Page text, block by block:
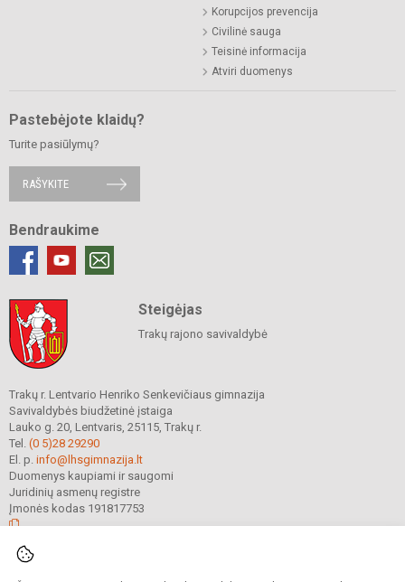
Korupcijos prevencija
Civilinė sauga
Teisinė informacija
Atviri duomenys
Pastebėjote klaidų?
Turite pasiūlymų?
RAŠYKITE
Bendraukime
Steigėjas
Trakų rajono savivaldybė
Trakų r. Lentvario Henriko Senkevičiaus gimnazija
Savivaldybės biudžetinė įstaiga
Lauko g. 20, Lentvaris, 25115, Trakų r.
Tel. (0 5)28 29290
El. p. info@lhsgimnazija.lt
Duomenys kaupiami ir saugomi
Juridinių asmenų registre
Įmonės kodas 191817753